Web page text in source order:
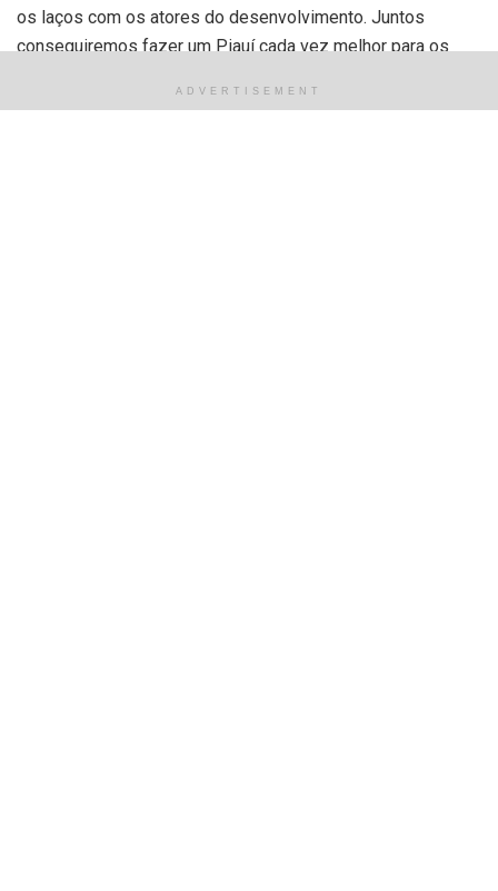
os laços com os atores do desenvolvimento. Juntos
conseguiremos fazer um Piauí cada vez melhor para os
ADVERTISEMENT